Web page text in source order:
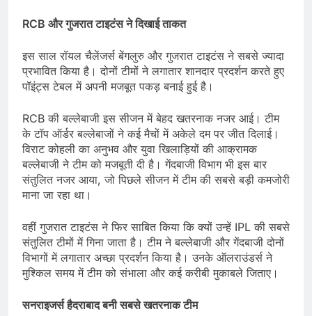
RCB और गुजरात टाइटंस ने दिखाई ताकत
इस साल रॉयल चैलेंजर्स बेंगलुरु और गुजरात टाइटंस ने सबसे ज्यादा
प्रभावित किया है। दोनों टीमों ने लगातार शानदार प्रदर्शन करते हुए
पॉइंट्स टेबल में अपनी मजबूत पकड़ बनाई हुई है।
RCB की बल्लेबाजी इस सीजन में बेहद खतरनाक नजर आई। टीम
के टॉप ऑर्डर बल्लेबाजों ने कई मैचों में अकेले दम पर जीत दिलाई।
विराट कोहली का अनुभव और युवा खिलाड़ियों की आक्रामक
बल्लेबाजी ने टीम को मजबूती दी है। गेंदबाजी विभाग भी इस बार
संतुलित नजर आया, जो पिछले सीजन में टीम की सबसे बड़ी कमजोरी
माना जा रहा था।
वहीं गुजरात टाइटंस ने फिर साबित किया कि क्यों उन्हें IPL की सबसे
संतुलित टीमों में गिना जाता है। टीम ने बल्लेबाजी और गेंदबाजी दोनों
विभागों में लगातार अच्छा प्रदर्शन किया है। उनके ऑलराउंडर्स ने
मुश्किल समय में टीम को संभाला और कई करीबी मुकाबले जिताए।
सनराइजर्स हैदराबाद बनी सबसे खतरनाक टीम